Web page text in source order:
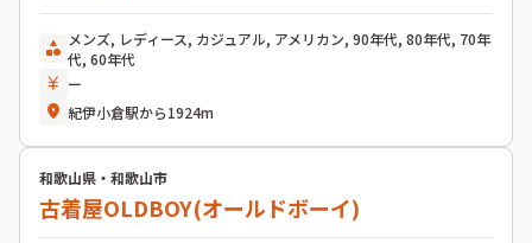
category メンズ, レディース, カジュアル, アメリカン, 90年代, 80年代, 70年
代, 60年代
currency_yen ー
location_on 紀伊小倉駅から1924m
和歌山県・和歌山市
古着屋OLDBOY(オールドボーイ)